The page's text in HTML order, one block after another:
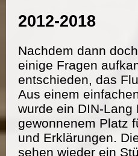
2012-2018
Nachdem dann
einige Fragen
entschieden, das
Aus einem
wurde ein DIN-Lang
gewonnenem Platz
und Erklärungen.
sehen wieder ein